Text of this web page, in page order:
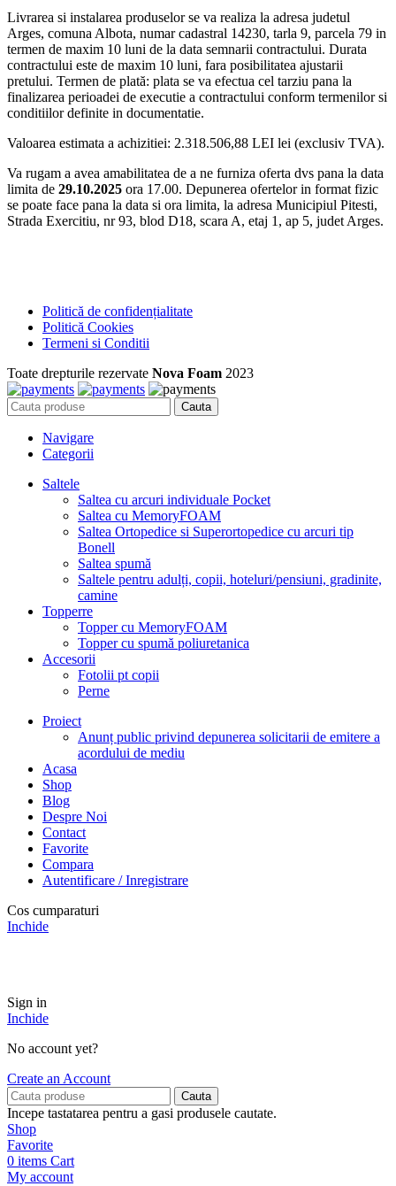
Livrarea si instalarea produselor se va realiza la adresa judetul
Arges, comuna Albota, numar cadastral 14230, tarla 9, parcela 79 in
termen de maxim 10 luni de la data semnarii contractului. Durata
contractului este de maxim 10 luni, fara posibilitatea ajustarii
pretului. Termen de plată: plata se va efectua cel tarziu pana la
finalizarea perioadei de executie a contractului conform termenilor si
conditiilor definite in documentatie.
Valoarea estimata a achizitiei: 2.318.506,88 LEI lei (exclusiv TVA).
Va rugam a avea amabilitatea de a ne furniza oferta dvs pana la data
limita de 29.10.2025 ora 17.00. Depunerea ofertelor in format fizic
se poate face pana la data si ora limita, la adresa Municipiul Pitesti,
Strada Exercitiu, nr 93, blod D18, scara A, etaj 1, ap 5, judet Arges.
Politică de confidențialitate
Politică Cookies
Termeni si Conditii
Toate drepturile rezervate Nova Foam 2023
Cauta
Navigare
Categorii
Saltele
Saltea cu arcuri individuale Pocket
Saltea cu MemoryFOAM
Saltea Ortopedice si Superortopedice cu arcuri tip
Bonell
Saltea spumă
Saltele pentru adulți, copii, hoteluri/pensiuni, gradinite,
camine
Topperre
Topper cu MemoryFOAM
Topper cu spumă poliuretanica
Accesorii
Fotolii pt copii
Perne
Proiect
Anunț public privind depunerea solicitarii de emitere a
acordului de mediu
Acasa
Shop
Blog
Despre Noi
Contact
Favorite
Compara
Autentificare / Inregistrare
Cos cumparaturi
Inchide
Sign in
Inchide
No account yet?
Create an Account
Cauta
Incepe tastatarea pentru a gasi produsele cautate.
Shop
Favorite
0 items Cart
My account